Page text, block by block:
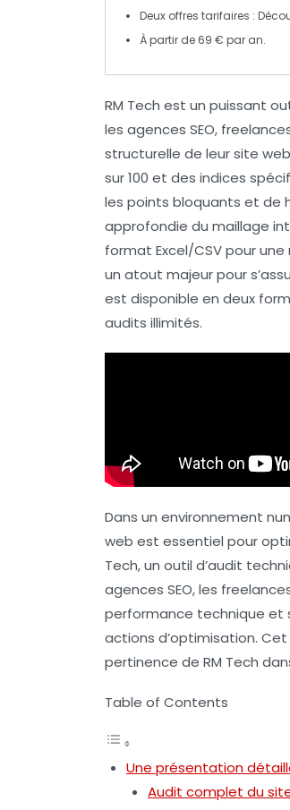
Deux offres tarifaires :
À partir de69 € par an.
RM Tech est un puissant
les agences SEO,
structurelle de leur site
sur 100 et des indices
les points bloquants et de
approfondie du maillage
format Excel/CSV pour
un atout majeur pour
est disponible en deux
audits illimités.
Dans un environnement
web est essentiel pour
Tech, un outil d’audit
agences SEO, les
performance technique et
actions d’optimisation.
pertinence de RM Tech
Table of Contents
Une présentation
Audit complet du